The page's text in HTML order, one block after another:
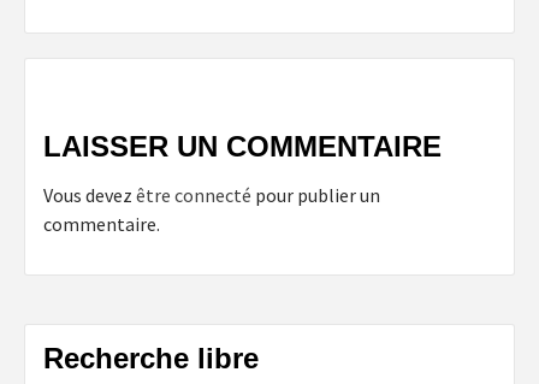
LAISSER UN COMMENTAIRE
Vous devez être connecté pour publier un
commentaire.
Recherche libre